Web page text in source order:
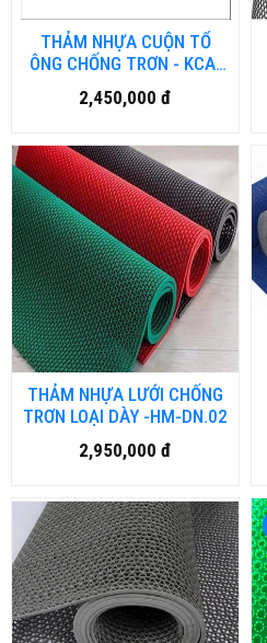
THẢM NHỰA CUỘN TỔ
ÔNG CHỐNG TRƠN - KCA-
HM-DN.01
2,450,000 đ
THẢM NHỰA LƯỚI CHỐNG
TRƠN LOẠI DÀY -HM-DN.02
2,950,000 đ